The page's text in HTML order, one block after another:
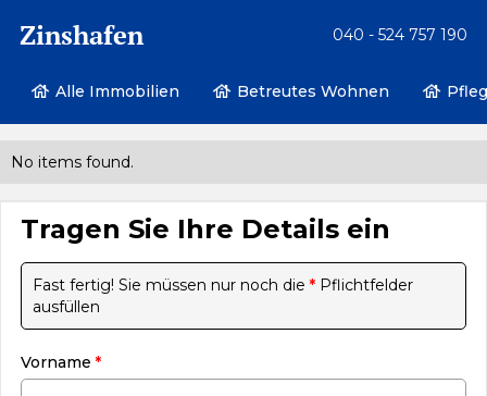
Zinshafen 040 - 524 757 190
Alle Immobilien Betreutes Wohnen
No items found.
Tragen Sie Ihre Details ein
Fast fertig! Sie müssen nur noch die *Pflichtfelder
ausfüllen
Vorname *